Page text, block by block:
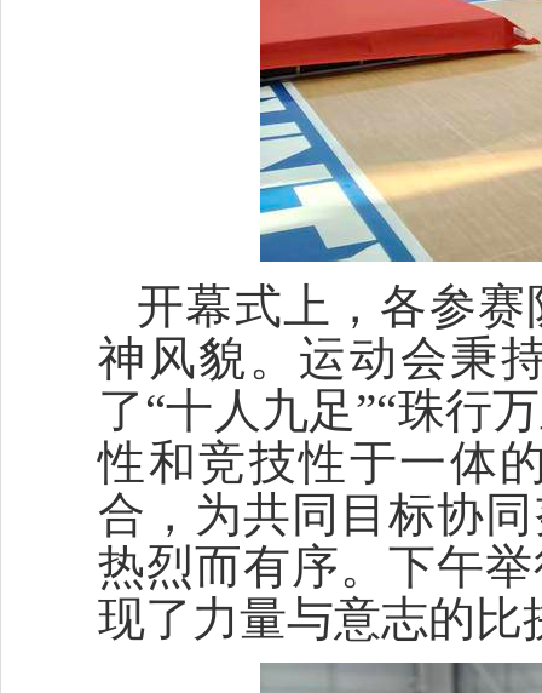
开幕式上，各参
神风貌。运动会秉
了“十人九足”“珠行
性和竞技性于一体
合，为共同目标协
热烈而有序。下午
现了力量与意志的比